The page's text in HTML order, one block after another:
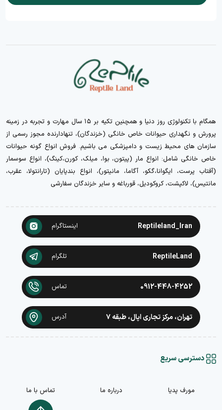
همگام با تکنولوژی روز دنیا و همچنین تکیه بر ۱۵ سال مهارت و تجربه در زمینه
پرورش و نگهداری حیوانات خاص خانگی (خزندگان)، تنهادارنده مجوز رسمی از
سازمان های محیط زیست و دامپزشکی می باشیم. فروش انواع گونه حیوانات
خاص خانگی شامل: انواع مار (پیتون، بوا، میلک، کورن،کینگ)، انواع سوسمار
(آفتاب پرست، ایگوانا،گکو، آگاما، مانیتور)، انواع بندپایان (تارانتولا، عقرب،
مانتیس)، لاکپشت، کروکودیل، قورباغه و سایر خزندگان سفارشی
Reptileland_Iran اینستاگرام
ReptileLand تلگرام
0912-448-4252 تماس
تهران، مرکز تجاری اپال، طبقه ۷ آدرس
دسترسی سریع
مورف پدیا درباره ما تماس با ما